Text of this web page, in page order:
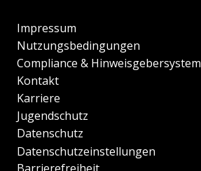
Impressum
Nutzungsbedingungen
Compliance & Hinweisgebersystem
Kontakt
Karriere
Jugendschutz
Datenschutz
Datenschutzeinstellungen